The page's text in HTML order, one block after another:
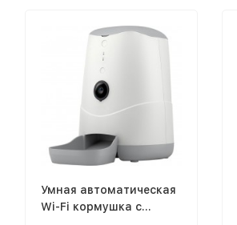
Умная автоматическая
Wi-Fi кормушка с